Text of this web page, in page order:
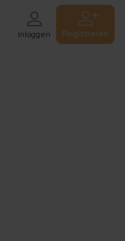
Inloggen Registreren